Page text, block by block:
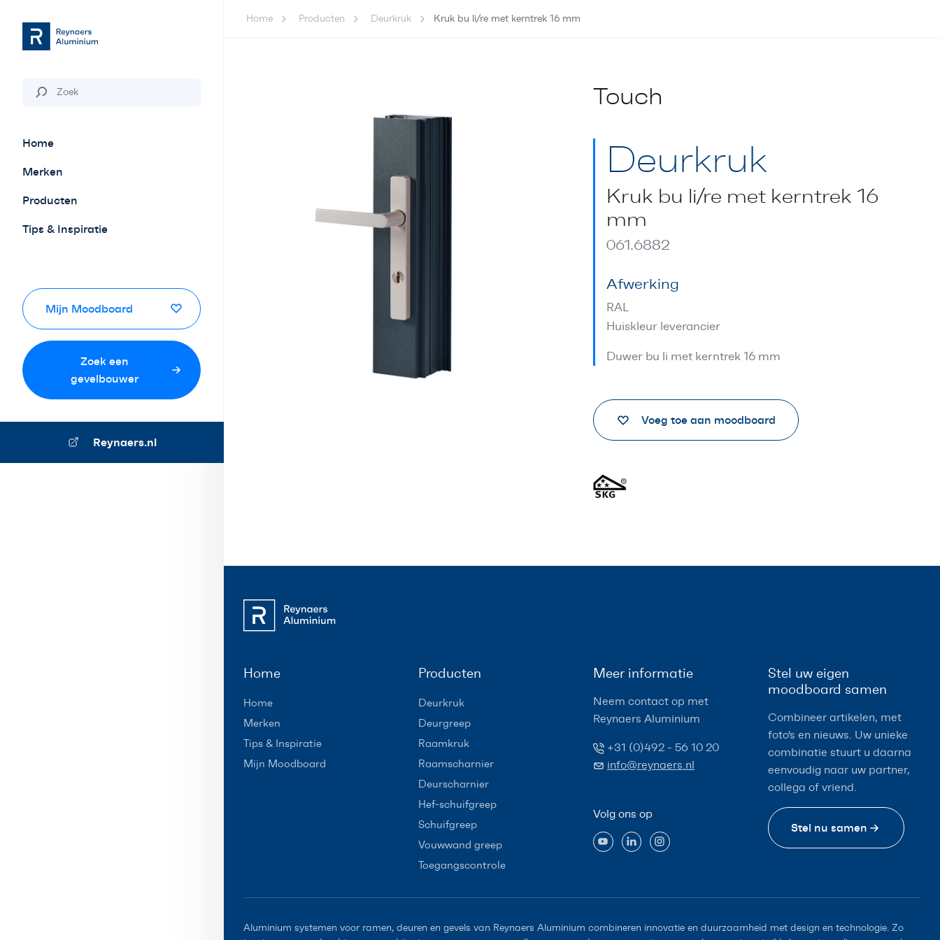
Home
Merken
Producten
Tips & Inspiratie
Mijn Moodboard
Zoek een
gevelbouwer
Reynaers.nl
Home Producten Deurkruk Kruk bu li/re met kerntrek 16 mm
Touch
Deurkruk
Kruk bu li/re met kerntrek 16
mm
061.6882
Afwerking
RAL
Huiskleur leverancier
Duwer bu li met kerntrek 16 mm
Voeg toe aan moodboard
Home
Home
Merken
Tips & Inspiratie
Mijn Moodboard
Producten
Deurkruk
Deurgreep
Raamkruk
Raamscharnier
Deurscharnier
Hef-schuifgreep
Schuifgreep
Vouwwand greep
Toegangscontrole
Meer informatie
Neem contact op met
Reynaers Aluminium
+31 (0)492 - 56 10 20
info@reynaers.nl
Volg ons op
Stel uw eigen
moodboard samen
Combineer artikelen, met
foto's en nieuws. Uw unieke
combinatie stuurt u daarna
eenvoudig naar uw partner,
collega of vriend.
Stel nu samen
Aluminium systemen voor ramen, deuren en gevels van Reynaers Aluminium combineren innovatie en duurzaamheid met design en technologie. Zo